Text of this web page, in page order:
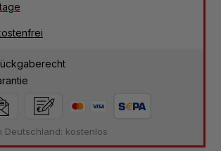
Deutschland: kostenlos